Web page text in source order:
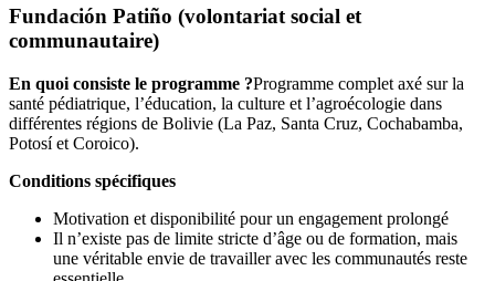
Fundación Patiño (volontariat social et
communautaire)
En quoi consiste le programme ?Programme complet axé sur la
santé pédiatrique, l’éducation, la culture et l’agroécologie dans
différentes régions de Bolivie (La Paz, Santa Cruz, Cochabamba,
Potosí et Coroico).
Conditions spécifiques
Motivation et disponibilité pour un engagement prolongé
Il n’existe pas de limite stricte d’âge ou de formation, mais
une véritable envie de travailler avec les communautés reste